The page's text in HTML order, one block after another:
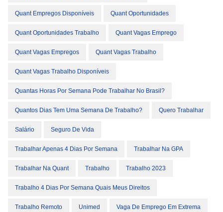
Quant Empregos Disponíveis Quant Oportunidades
Quant Oportunidades Trabalho Quant Vagas Emprego
Quant Vagas Empregos Quant Vagas Trabalho
Quant Vagas Trabalho Disponíveis
Quantas Horas Por Semana Pode Trabalhar No Brasil?
Quantos Dias Tem Uma Semana De Trabalho? Quero Trabalhar
Salário Seguro De Vida
Trabalhar Apenas 4 Dias Por Semana Trabalhar Na GPA
Trabalhar Na Quant Trabalho Trabalho 2023
Trabalho 4 Dias Por Semana Quais Meus Direitos
Trabalho Remoto Unimed Vaga De Emprego Em Extrema